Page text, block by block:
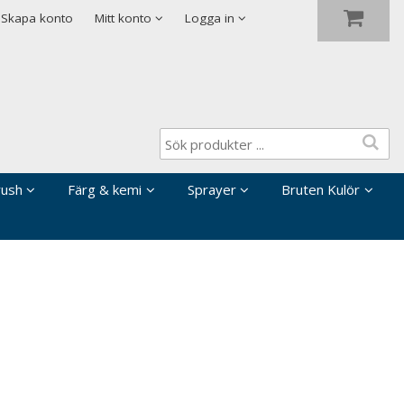
Skapa konto Mitt konto Logga in
Färg & kemi Sprayer
Bruten Kulör